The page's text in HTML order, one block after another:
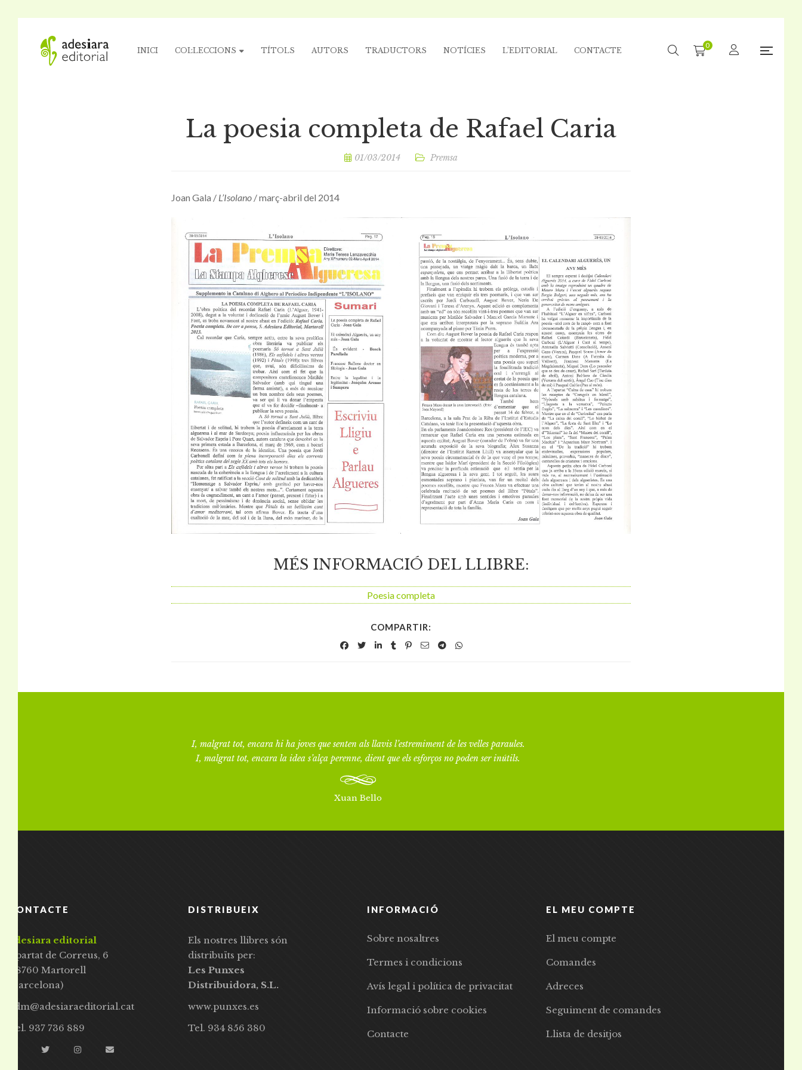
INICI COL·LECCIONS TÍTOLS AUTORS TRADUCTORS NOTÍCIES L’EDITORIAL CONTACTE
0
La poesia completa de Rafael Caria
01/03/2014 Premsa
Joan Gala / L’Isolano / març-abril del 2014
MÉS INFORMACIÓ DEL LLIBRE:
Poesia completa
COMPARTIR:
I, malgrat tot, encara hi ha joves que senten als llavis l’estremiment de les velles paraules.
I, malgrat tot, encara la idea s’alça perenne, dient que els esforços no poden ser inútils.
Xuan Bello
CONTACTE
adesiara editorial
Apartat de Correus, 6
08760 Martorell
(Barcelona)
adm@adesiaraeditorial.cat
Tel. 937 736 889
DISTRIBUEIX
Els nostres llibres són
distribuïts per:
Les Punxes
Distribuidora, S.L.
www.punxes.es
Tel. 934 856 380
INFORMACIÓ
Sobre nosaltres
Termes i condicions
Avís legal i política de privacitat
Informació sobre cookies
Contacte
EL MEU COMPTE
El meu compte
Comandes
Adreces
Seguiment de comandes
Llista de desitjos